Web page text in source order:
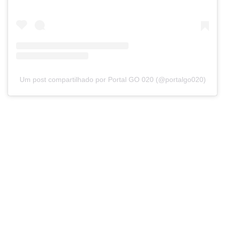
Um post compartilhado por Portal GO 020 (@portalgo020)